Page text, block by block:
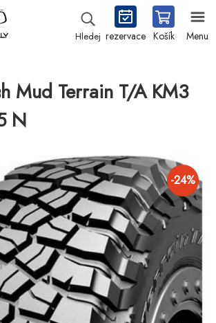
Hledej rezervace Košík Menu
Mud Terrain T/A KM3
N
-24%